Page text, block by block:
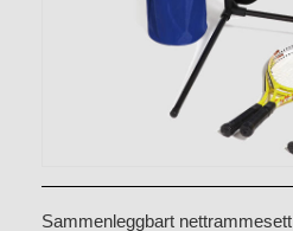
Sammenleggbart nettrammesett